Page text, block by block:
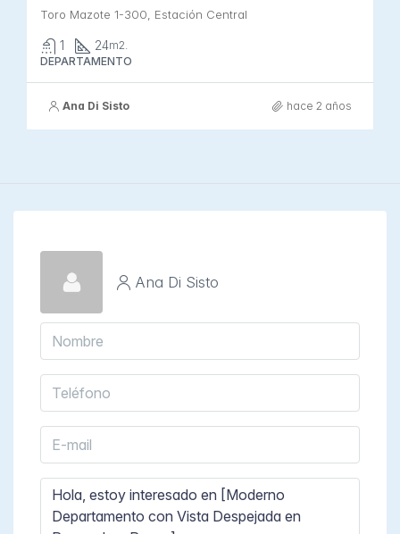
Toro Mazote 1-300, Estación Central
1 24m2.
DEPARTAMENTO
Ana Di Sisto hace 2 años
Ana Di Sisto